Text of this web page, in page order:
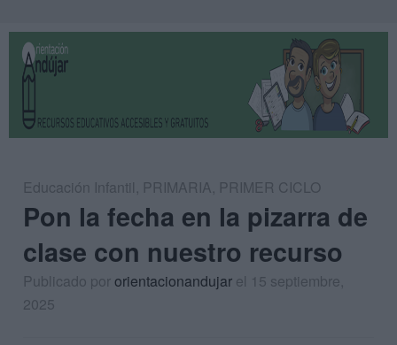
Educación Infantil, PRIMARIA, PRIMER CICLO
Pon la fecha en la pizarra de
clase con nuestro recurso
Publicado pororientacionandujar el 15 septiembre,
2025